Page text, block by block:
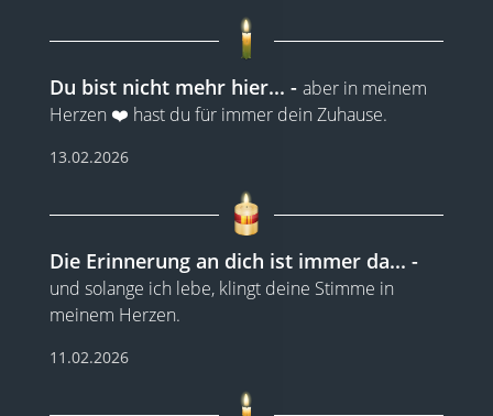
Du bist nicht mehr hier...
aber in meinem
Herzen ❤️ hast du für immer dein Zuhause.
13.02.2026
Die Erinnerung an dich ist immer da...
und solange ich lebe, klingt deine Stimme in
meinem Herzen.
11.02.2026